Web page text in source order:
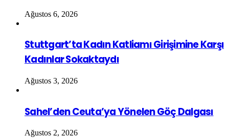
Ağustos 6, 2026
Stuttgart’ta Kadın Katliamı Girişimine Karşı
Kadınlar Sokaktaydı
Ağustos 3, 2026
Sahel’den Ceuta’ya Yönelen Göç Dalgası
Ağustos 2, 2026